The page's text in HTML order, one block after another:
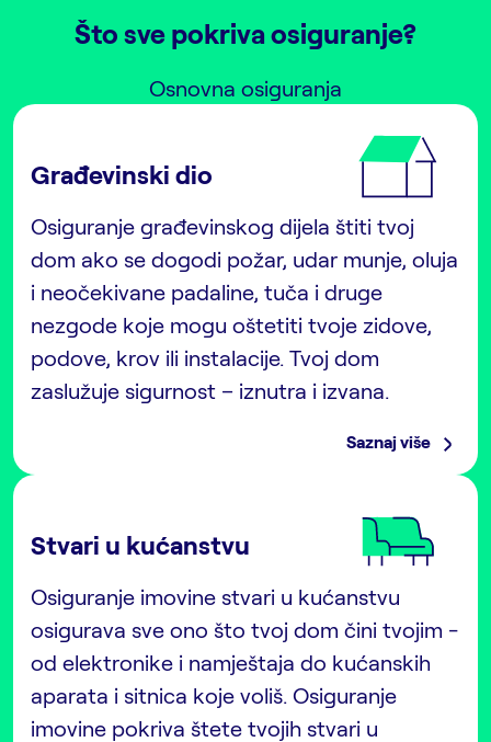
Što sve pokriva osiguranje?
Osnovna osiguranja
Građevinski dio
Osiguranje građevinskog dijela štiti tvoj
dom ako se dogodi požar, udar munje, oluja
i neočekivane padaline, tuča i druge
nezgode koje mogu oštetiti tvoje zidove,
podove, krov ili instalacije. Tvoj dom
zaslužuje sigurnost – iznutra i izvana.
Saznaj više
Stvari u kućanstvu
Osiguranje imovine stvari u kućanstvu
osigurava sve ono što tvoj dom čini tvojim -
od elektronike i namještaja do kućanskih
aparata i sitnica koje voliš. Osiguranje
imovine pokriva štete tvojih stvari u